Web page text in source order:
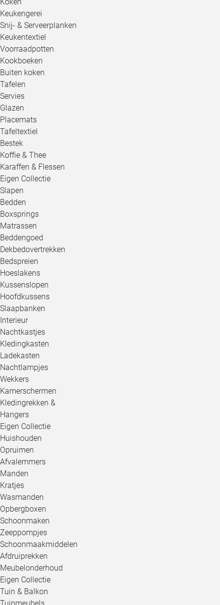
Keukengerei
Snij- & Serveerplanken
Keukentextiel
Voorraadpotten
Kookboeken
Buiten koken
Tafelen
Servies
Glazen
Placemats
Tafeltextiel
Bestek
Koffie & Thee
Karaffen & Flessen
Eigen Collectie
Slapen
Bedden
Boxsprings
Matrassen
Beddengoed
Dekbedovertrekken
Bedspreien
Hoeslakens
Kussenslopen
Hoofdkussens
Slaapbanken
Interieur
Nachtkastjes
Kledingkasten
Ladekasten
Nachtlampjes
Wekkers
Kamerschermen
Kledingrekken &
Hangers
Eigen Collectie
Huishouden
Opruimen
Afvalemmers
Manden
Kratjes
Wasmanden
Opbergboxen
Schoonmaken
Zeeppompjes
Schoonmaakmiddelen
Afdruiprekken
Meubelonderhoud
Eigen Collectie
Tuin & Balkon